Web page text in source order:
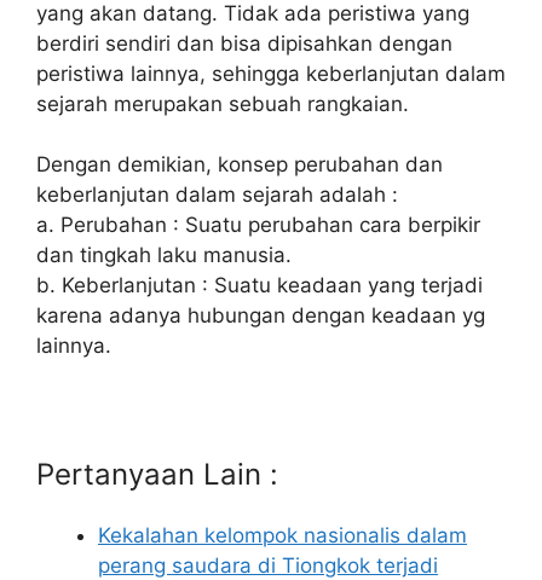
yang akan datang. Tidak ada peristiwa yang
berdiri sendiri dan bisa dipisahkan dengan
peristiwa lainnya, sehingga keberlanjutan dalam
sejarah merupakan sebuah rangkaian.
Dengan demikian, konsep perubahan dan
keberlanjutan dalam sejarah adalah :
a. Perubahan : Suatu perubahan cara berpikir
dan tingkah laku manusia.
b. Keberlanjutan : Suatu keadaan yang terjadi
karena adanya hubungan dengan keadaan yg
lainnya.
Pertanyaan Lain :
Kekalahan kelompok nasionalis dalam
perang saudara di Tiongkok terjadi